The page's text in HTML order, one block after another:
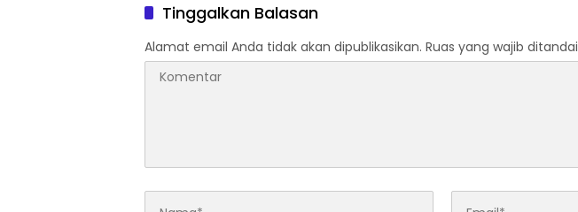
Tinggalkan Balasan
Alamat email Anda tidak akan dipublikasikan. Ruas yang wajib ditandai